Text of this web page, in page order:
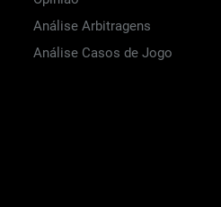
Análise Arbitragens
Análise Casos de Jogo